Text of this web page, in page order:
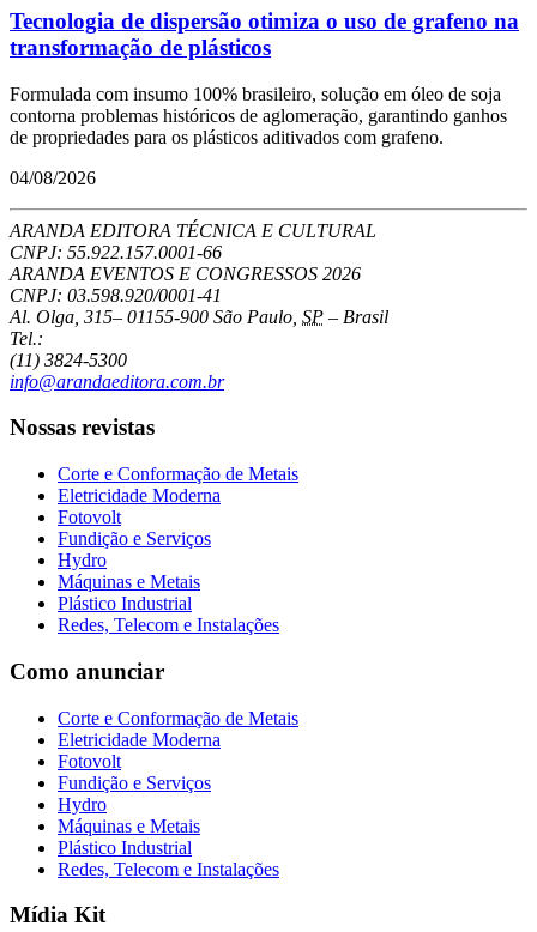
Tecnologia de dispersão otimiza o uso de grafeno na
transformação de plásticos
Formulada com insumo 100% brasileiro, solução em óleo de soja
contorna problemas históricos de aglomeração, garantindo ganhos
de propriedades para os plásticos aditivados com grafeno.
04/08/2026
ARANDA EDITORA TÉCNICA E CULTURAL
CNPJ: 55.922.157.0001-66
ARANDA EVENTOS E CONGRESSOS 2026
CNPJ: 03.598.920/0001-41
Al. Olga, 315– 01155-900 São Paulo SP – Brasil
Tel.:
(11) 3824-5300
info@arandaeditora.com.br
Nossas revistas
Corte e Conformação de Metais
Eletricidade Moderna
Fotovolt
Fundição e Serviços
Hydro
Máquinas e Metais
Plástico Industrial
Redes, Telecom e Instalações
Como anunciar
Corte e Conformação de Metais
Eletricidade Moderna
Fotovolt
Fundição e Serviços
Hydro
Máquinas e Metais
Plástico Industrial
Redes, Telecom e Instalações
Mídia Kit